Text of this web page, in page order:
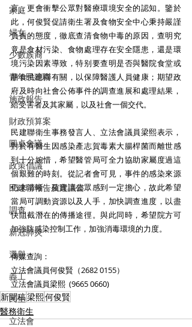
家庭
婦女
少數族裔
青年民建聯
施政報告
財政預算案
圓桌會議
政策倡議
民建聯報告及建議書
調查
新冠肺炎
選舉
義工
民生
立法會
言，更會衝擊公眾對醫療環境安全的認知。鑒於
此，何俊賢促請衛生署及食物安全中心秉持嚴謹
負責的態度，徹底查清食物中毒的原因，查明究
竟是食材污染、食物處理存在安全隱患，還是環
境污染因素導致，特别要查明是否與醫院食堂或
膳食供應商有關，以保障醫護人員健康；期望政
府及時向社會公佈事件的調查進展和處理結果，
給受害者及其家屬，以及社會一個交代。
民建聯衛生事務發言人、立法會議員梁熙表示，
對於有醫生因感染產志賀毒素大腸桿菌而離世感
到十分婉惜，希望醫管局可全力協助家屬度過這
個艱難的時刻。從記者會可見，事件的感染來源
仍未清晰，確實讓公眾感到一定擔心，故此希望
當局可調動資源以及人手，加快調查進度，以盡
快阻截潛在的傳播途徑。與此同時，希望院方可
加強防感染控制工作，加強消毒環境的力度。
傳媒查詢：
立法會議員何俊賢（2682 0155）
立法會議員梁熙  (9665 0660)
新聞稿梁熙何俊賢
醫務衛生